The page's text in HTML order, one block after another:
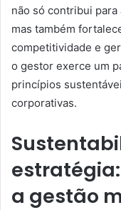
não só contribui
mas também
competitividade e
o gestor exerce um
princípios
corporativas.
a gestão